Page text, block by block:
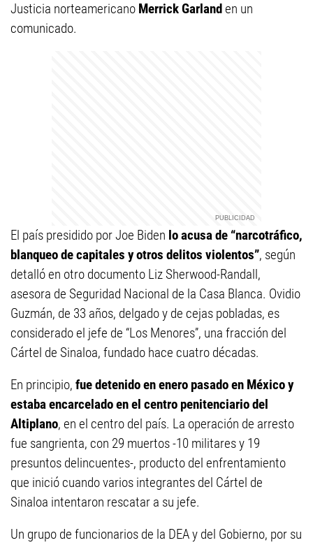
Justicia norteamericano Merrick Garlanden un
comunicado.
El país presidido por Joe Biden lo acusa de “narcotráfico,
blanqueo de capitales y otros delitos violentos”, según
detalló en otro documento Liz Sherwood-Randall,
asesora de Seguridad Nacional de la Casa Blanca. Ovidio
Guzmán, de 33 años, delgado y de cejas pobladas, es
considerado el jefe de “Los Menores”, una fracción del
Cártel de Sinaloa, fundado hace cuatro décadas.
En principio, fue detenido en enero pasado en México y
estaba encarcelado en el centro penitenciario del
Altiplano, en el centro del país. La operación de arresto
fue sangrienta, con 29 muertos -10 militares y 19
presuntos delincuentes-, producto del enfrentamiento
que inició cuando varios integrantes del Cártel de
Sinaloa intentaron rescatar a su jefe.
Un grupo de funcionarios de la DEA y del Gobierno, por su